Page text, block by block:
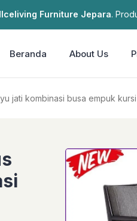
Furniture Jepara.
Beranda About Us
Plus terbaik kayu jati kombinasi busa